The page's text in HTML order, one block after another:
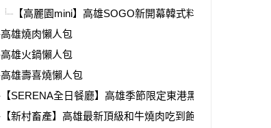
【高麗園mini】高雄SOGO新開幕韓式料理，平價銅盤
高雄燒肉懶人包
高雄火鍋懶人包
高雄壽喜燒懶人包
【SERENA全日餐廳】高雄季節限定東港黑鮪魚Buffet！菜
【新村畜產】高雄最新頂級和牛燒肉吃到飽，日本牧場直